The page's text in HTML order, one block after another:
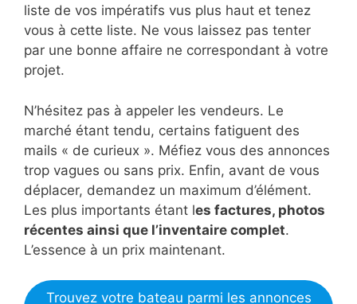
liste de vos impératifs vus plus haut et tenez
vous à cette liste. Ne vous laissez pas tenter
par une bonne affaire ne correspondant à votre
projet.
N’hésitez pas à appeler les vendeurs. Le
marché étant tendu, certains fatiguent des
mails « de curieux ». Méfiez vous des annonces
trop vagues ou sans prix. Enfin, avant de vous
déplacer, demandez un maximum d’élément.
Les plus importants étant les factures, photos
récentes ainsi que l’inventaire complet.
L’essence à un prix maintenant.
Trouvez votre bateau parmi les annonces